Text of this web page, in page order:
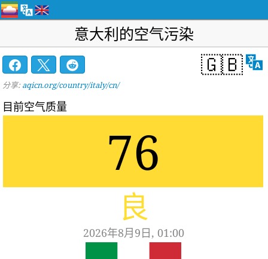
意大利的空气污染
🇬🇧
分享: aqicn.org/country/italy/cn/
目前空气质量
76
良
2026年8月9日, 01:00